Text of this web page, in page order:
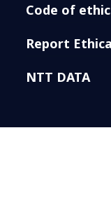
Code of
Report
NTT DATA